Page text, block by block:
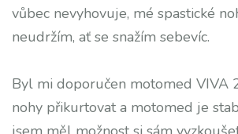
vůbec nevyhovuje, mé spastické
neudržím, ať se snažím sebevíc.
Byl mi doporučen motomed VIVA
nohy přikurtovat a motomed je